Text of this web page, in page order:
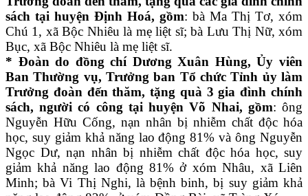
sách tại huyện Định Hoá, gồm: bà Ma Thị Tơ, xóm
Chú 1, xã Bộc Nhiêu là mẹ liệt sĩ; bà Lưu Thị Nữ, xóm
Bục, xã Bộc Nhiêu là mẹ liệt sĩ.
* Đoàn do đồng chí Dương Xuân Hùng, Ủy viên
Ban Thường vụ, Trưởng ban Tổ chức Tỉnh ủy làm
Trưởng đoàn đến thăm, tặng quà 3 gia đình chính
sách, người có công tại huyện Võ Nhai, gồm: ông
Nguyễn Hữu Cống, nạn nhân bị nhiễm chất độc hóa
học, suy giảm khả năng lao động 81% và ông Nguyễn
Ngọc Dư, nạn nhân bị nhiễm chất độc hóa học, suy
giảm khả năng lao động 81% ở xóm Nhâu, xã Liên
Minh; bà Vi Thị Nghi, là bệnh binh, bị suy giảm khả